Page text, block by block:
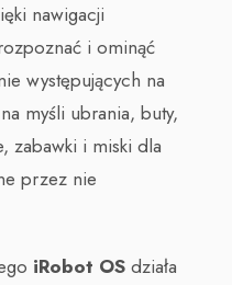
nawigacji
i ominąć
występujących na
myśli ubrania, buty,
zabawki i miski dla
przez nie
iRobot OS działa